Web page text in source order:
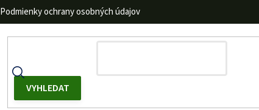
Podmienky ochrany osobných údajov